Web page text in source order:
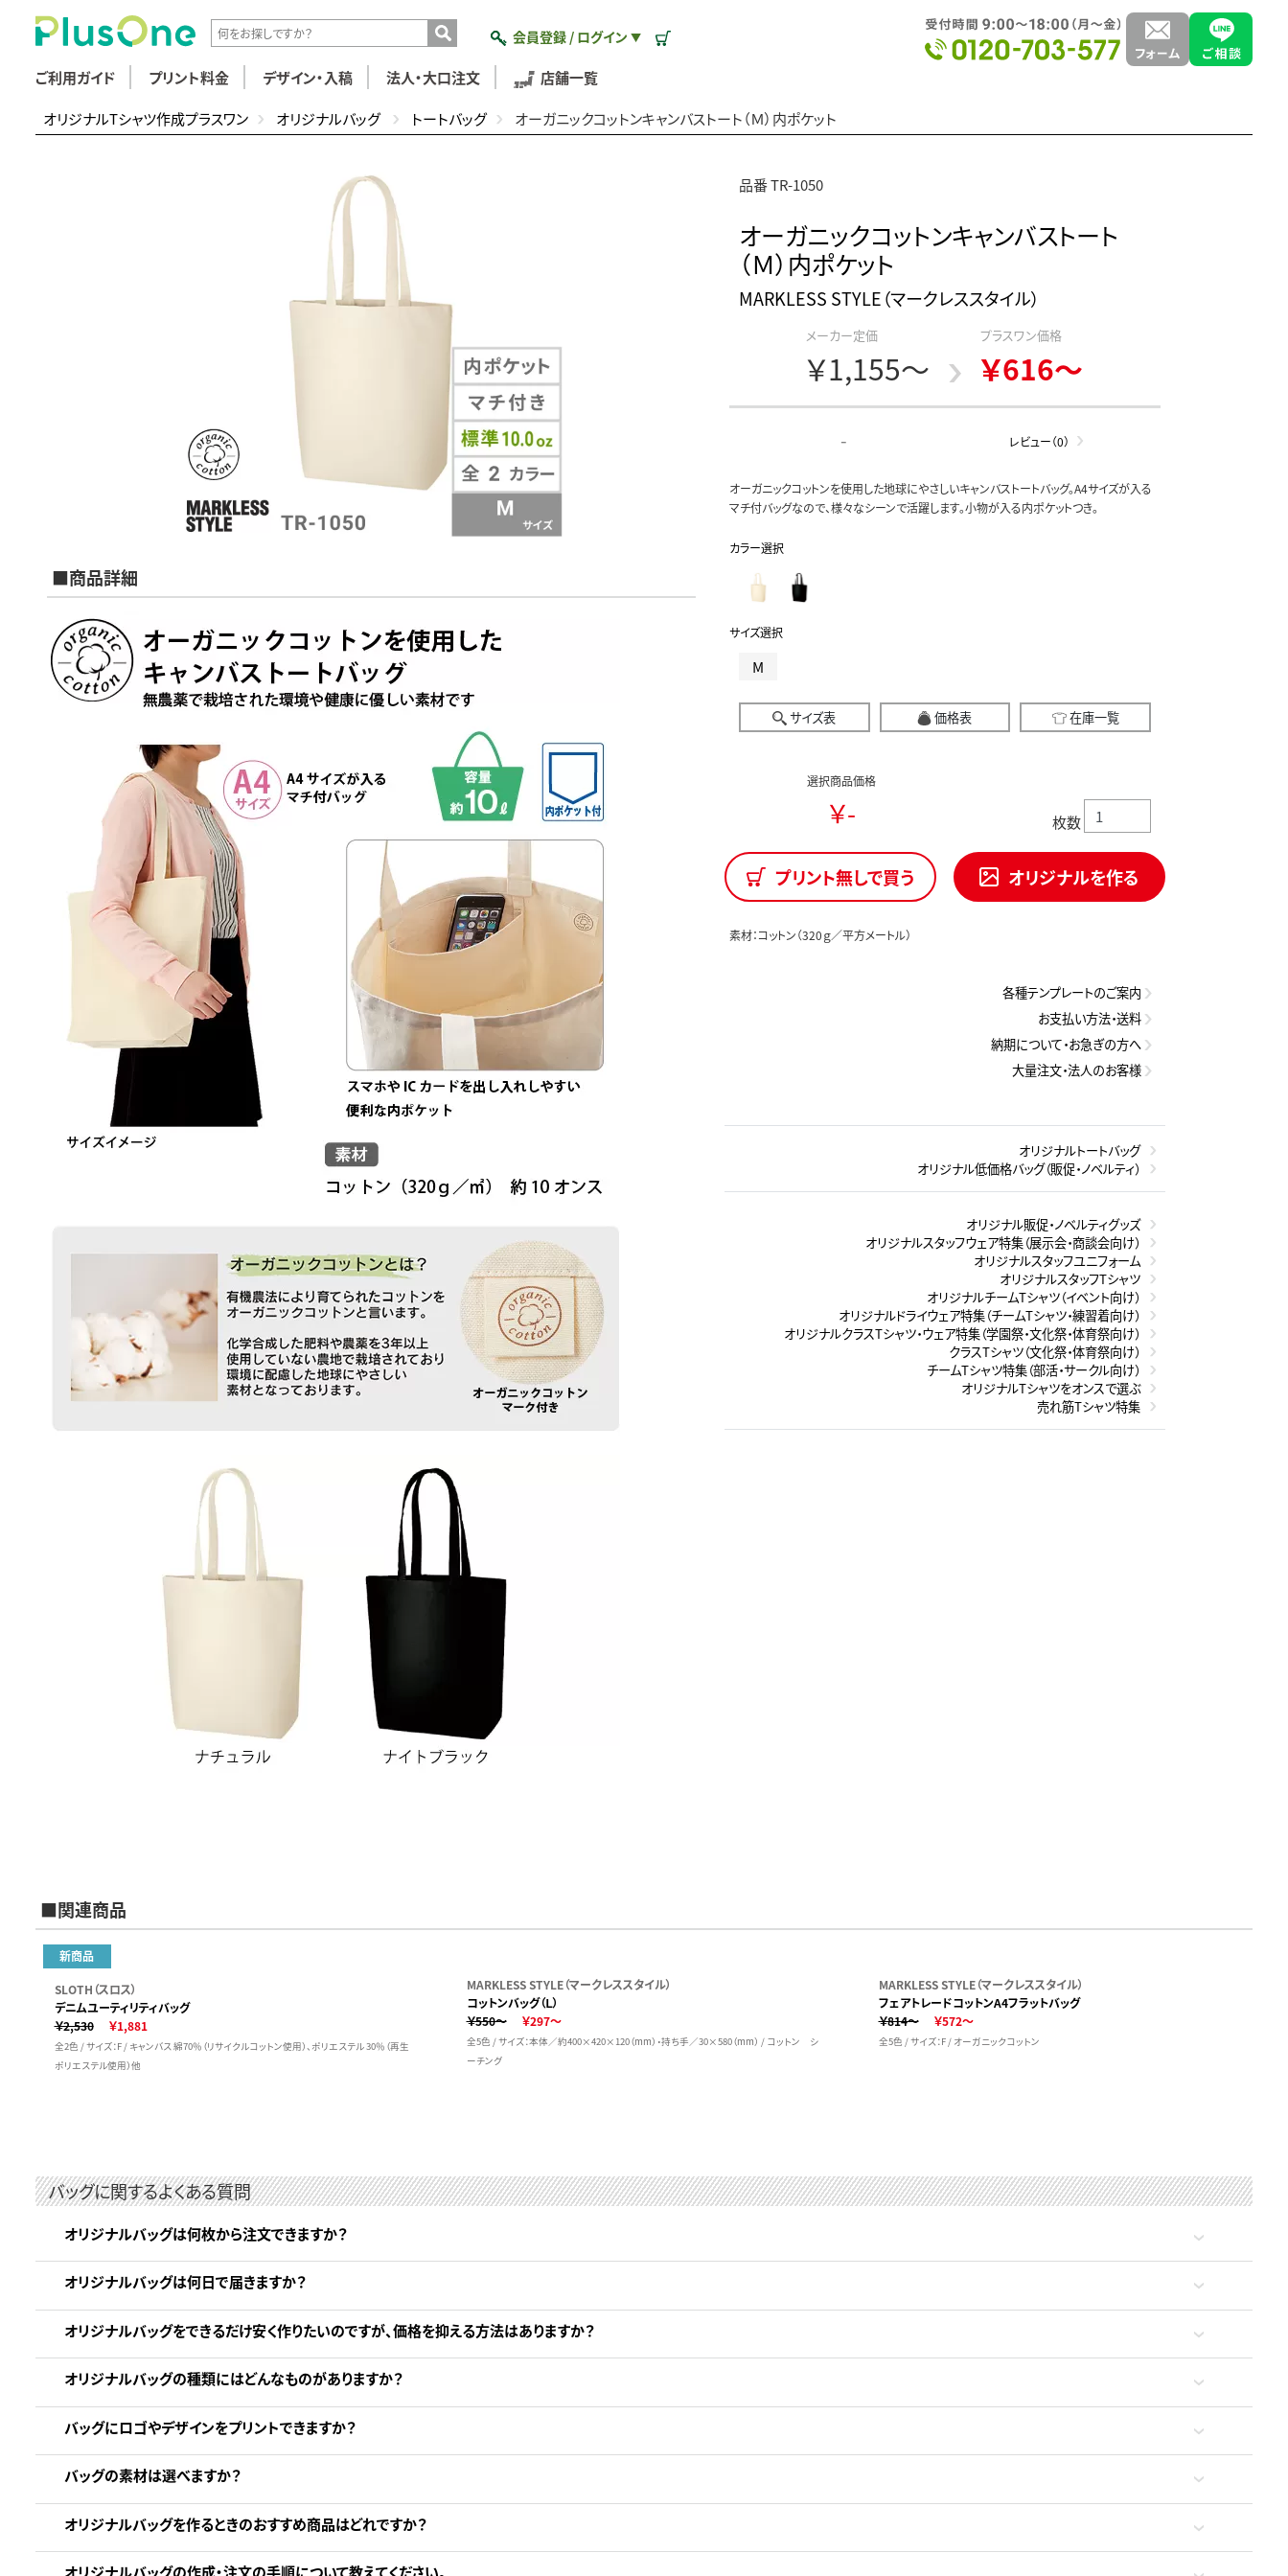
会員登録 / ログイン ▼
ご利用ガイド プリント料金 デザイン・入稿 法人・大口注文 店舗一覧
オリジナルTシャツ作成プラスワン オリジナルバッグ トートバッグ オーガニックコットンキャンバストート（Ｍ）内ポケット
■商品詳細
品番 TR-1050
オーガニックコットンキャンバストート
（Ｍ）内ポケット
MARKLESS STYLE（マークレススタイル）
メーカー定価
￥1,155～
プラスワン価格
￥616～
- レビュー（0）
オーガニックコットンを使用した地球にやさしいキャンバストートバッグ。A4サイズが入る
マチ付バッグなので、様々なシーンで活躍します。小物が入る内ポケットつき。
カラー選択
サイズ選択
M
サイズ表 価格表 在庫一覧
選択商品価格
￥- 枚数
プリント無しで買う オリジナルを作る
素材：コットン（320ｇ／平方メートル）
各種テンプレートのご案内
お支払い方法・送料
納期について・お急ぎの方へ
大量注文・法人のお客様
オリジナルトートバッグ
オリジナル低価格バッグ（販促・ノベルティ）
オリジナル販促・ノベルティグッズ
オリジナルスタッフウェア特集（展示会・商談会向け）
オリジナルスタッフユニフォーム
オリジナルスタッフTシャツ
オリジナルチームTシャツ（イベント向け）
オリジナルドライウェア特集（チームTシャツ・練習着向け）
オリジナルクラスTシャツ・ウェア特集（学園祭・文化祭・体育祭向け）
クラスTシャツ（文化祭・体育祭向け）
チームTシャツ特集（部活・サークル向け）
オリジナルTシャツをオンスで選ぶ
売れ筋Tシャツ特集
■関連商品
新商品
SLOTH（スロス）
デニムユーティリティバッグ
￥2,530
￥1,881
全2色 / サイズ：F / キャンバス 綿70％（リサイクルコットン使用）、ポリエステル 30％（再生
ポリエステル使用）他
MARKLESS STYLE（マークレススタイル）
コットンバッグ（Ｌ）
￥550～
￥297～
全5色 / サイズ：本体／約400×420×120（mm）・持ち手／30×580（mm） / コットン シ
ーチング
MARKLESS STYLE（マークレススタイル）
フェアトレードコットンA4フラットバッグ
￥814～
￥572～
全5色 / サイズ：F / オーガニックコットン
バッグに関するよくある質問
オリジナルバッグは何枚から注文できますか？
オリジナルバッグは何日で届きますか？
オリジナルバッグをできるだけ安く作りたいのですが、価格を抑える方法はありますか？
オリジナルバッグの種類にはどんなものがありますか？
バッグにロゴやデザインをプリントできますか？
バッグの素材は選べますか？
オリジナルバッグを作るときのおすすめ商品はどれですか？
オリジナルバッグの作成・注文の手順について教えてください。